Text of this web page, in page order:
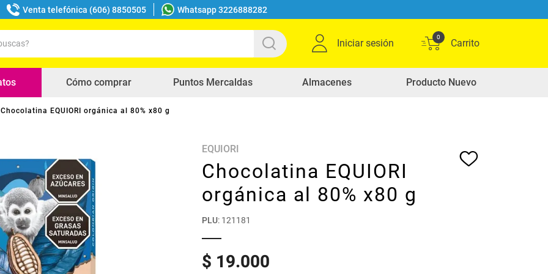
Venta telefónica (606) 8850505 Whatsapp 3226888282
Iniciar sesión
0
Cómo comprar Puntos Mercaldas Almacenes Producto Nuevo
Chocolatina EQUIORI orgánica al 80% x80 g
EQUIORI
Chocolatina EQUIORI
orgánica al 80% x80 g
PLU: 121181
$ 19.000
buscados